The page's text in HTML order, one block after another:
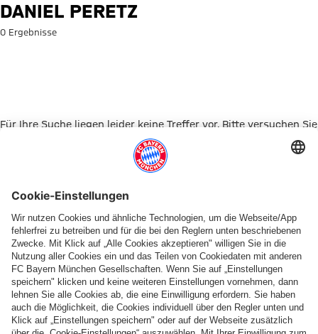
Suche: Daniel Peretz
DANIEL PERETZ
0 Ergebnisse
Für Ihre Suche liegen leider keine Treffer vor. Bitte versuchen Sie
Zur Startseite